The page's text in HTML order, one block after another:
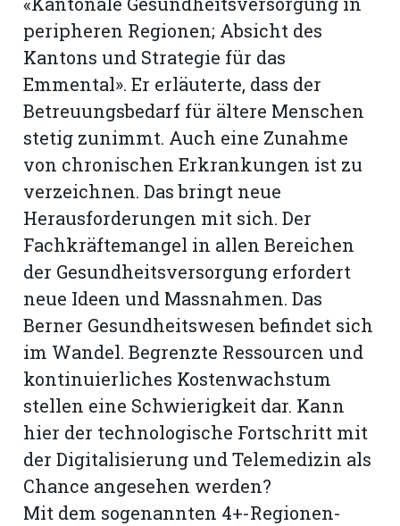
peripheren Regionen; Absicht des
Kantons und Strategie für das
Emmental». Er erläuterte, dass der
Betreuungsbedarf für ältere Menschen
stetig zunimmt. Auch eine Zunahme
von chronischen Erkrankungen ist zu
verzeichnen. Das bringt neue
Herausforderungen mit sich. Der
Fachkräftemangel in allen Bereichen
der Gesundheitsversorgung erfordert
neue Ideen und Massnahmen. Das
Berner Gesundheitswesen befindet sich
im Wandel. Begrenzte Ressourcen und
kontinuierliches Kostenwachstum
stellen eine Schwierigkeit dar. Kann
hier der technologische Fortschritt mit
der Digitalisierung und Telemedizin als
Chance angesehen werden?
Mit dem sogenannten 4+-Regionen-